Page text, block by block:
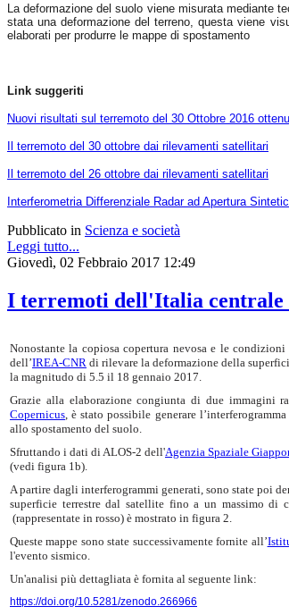
La deformazione del suolo viene misurata mediante
stata una deformazione del terreno, questa viene
elaborati per produrre le mappe di spostamento
Link suggeriti
Nuovi risultati sul terremoto del 30 Ottobre 2016
Il terremoto del 30 ottobre dai rilevamenti satellitari
Il terremoto del 26 ottobre dai rilevamenti satellitari
Interferometria Differenziale Radar ad Apertura
Pubblicato in Scienza e società
Leggi tutto...
Giovedì, 02 Febbraio 2017 12:49
I terremoti dell'Italia centrale
Nonostante la copiosa copertura nevosa e le
dell’IREA-CNR di rilevare la deformazione della
la magnitudo di 5.5 il 18 gennaio 2017.
Grazie alla elaborazione congiunta di due immagini
Copernicus , è stato possibile generare
allo spostamento del suolo.
Sfruttando i dati di ALOS-2 dell'Agenzia Spaziale
(vedi figura 1b).
A partire dagli interferogrammi generati, sono state poi
superficie terrestre dal satellite fino a un massimo di
(rappresentate in rosso) è mostrato in figura 2.
Queste mappe sono state successivamente fornite all’
l'evento sismico.
Un'analisi più dettagliata è fornita al seguente link:
https://doi.org/10.5281/zenodo.266966